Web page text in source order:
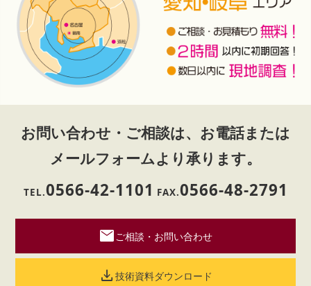
お問い合わせ・ご相談は、お電話または
メールフォームより承ります。
TEL.0566-42-1101 FAX.0566-48-2791
mail ご相談・お問い合わせ
download技術資料ダウンロード